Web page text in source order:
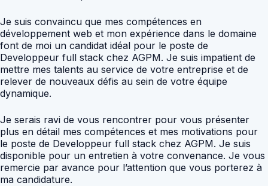
Je suis convaincu que mes compétences en
développement web et mon expérience dans le domaine
font de moi un candidat idéal pour le poste de
Developpeur full stack chez AGPM. Je suis impatient de
mettre mes talents au service de votre entreprise et de
relever de nouveaux défis au sein de votre équipe
dynamique.
Je serais ravi de vous rencontrer pour vous présenter
plus en détail mes compétences et mes motivations pour
le poste de Developpeur full stack chez AGPM. Je suis
disponible pour un entretien à votre convenance. Je vous
remercie par avance pour l’attention que vous porterez à
ma candidature.